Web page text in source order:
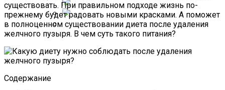
Минус 12 Кг За 2 Недели: Меню Диеты
Для Ленивых И Реальные Отзывы
Как Выглядят Жены Солистов
Легендарной Группы Modern Talking?
Как Выглядят Дочери Звездных
Красоток «Виа Гры»
существовать. При правильном подходе жизнь по-
прежнему будет радовать новыми красками. А поможет
в полноценном существовании диета после удаления
желчного пузыря. В чем суть такого питания?
Содержание